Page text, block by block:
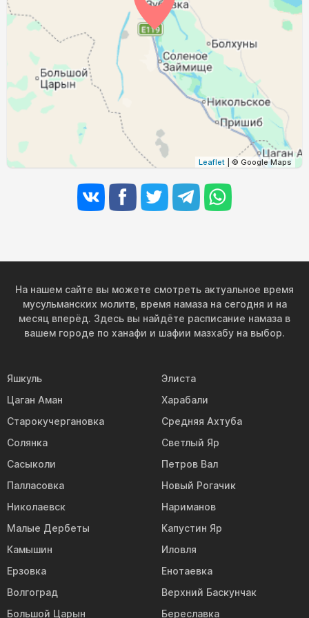
30, Вс 06:10 12:56 16:41 21:14
31, Пн 06:12 12:56 16:40 19:39
Leaflet | © Google Maps
На нашем сайте вы можете смотреть актуальное время
мусульманских молитв, время намаза на сегодня и на
месяц вперёд. Здесь вы найдёте расписание намаза в
вашем городе по ханафи и шафии мазхабу на выбор.
Яшкуль
Элиста
Цаган Аман
Харабали
Старокучергановка
Средняя Ахтуба
Солянка
Светлый Яр
Сасыколи
Петров Вал
Палласовка
Новый Рогачик
Николаевск
Нариманов
Малые Дербеты
Капустин Яр
Камышин
Иловля
Ерзовка
Енотаевка
Волгоград
Верхний Баскунчак
Большой Царын
Береславка